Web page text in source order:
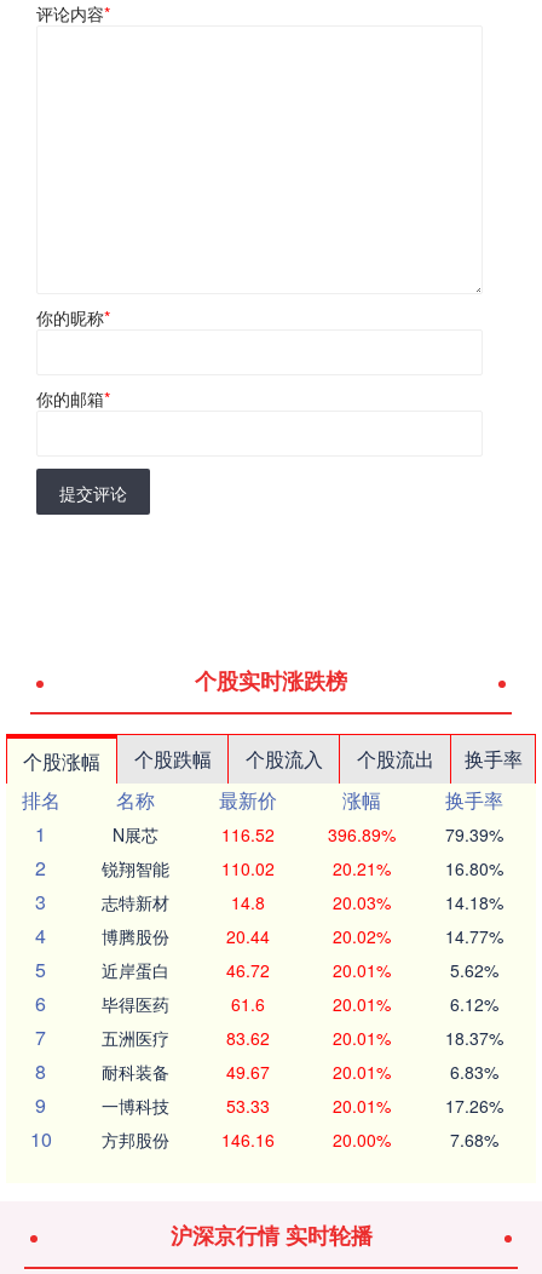
评论内容*
你的昵称*
你的邮箱*
提交评论
个股实时涨跌榜
个股涨幅 个股跌幅 个股流入 个股流出
换手率
排名
名称 最新价 涨幅
换手率
1
N展芯 116.52 396.89% 79.39%
2 锐翔智能 110.02 20.21% 16.80%
3 志特新材 14.8 20.03% 14.18%
4 博腾股份 20.44 20.02% 14.77%
5 近岸蛋白 46.72 20.01% 5.62%
6 毕得医药 61.6 20.01% 6.12%
7 五洲医疗 83.62 20.01% 18.37%
8 耐科装备 49.67 20.01% 6.83%
9 一博科技 53.33 20.01% 17.26%
10 方邦股份 146.16 20.00% 7.68%
沪深京行情 实时轮播